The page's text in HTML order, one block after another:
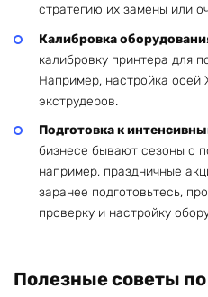
стратегию их замены или
Калибровка
калибровку принтера для
Например, настройка осей
экструдеров.
Подготовка к
бизнесе бывают сезоны с
например, праздничные
заранее подготовьтесь,
проверку и настройку
Полезные советы